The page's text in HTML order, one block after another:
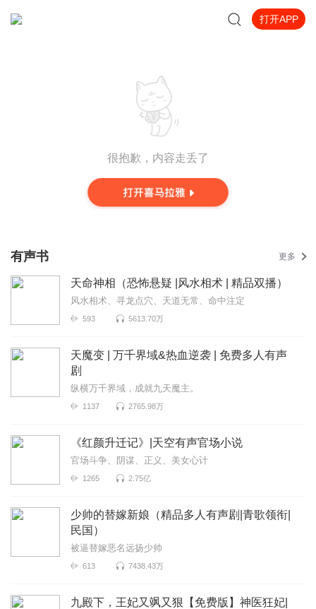
打开APP
很抱歉，内容走丢了
有声书 更多
天命神相（恐怖悬疑 |风水相术 | 精品双播）
风水相术、寻龙点穴、天道无常、命中注定
593 5613.70万
天魔变 | 万千界域&热血逆袭 | 免费多人有声
剧
纵横万千界域，成就九天魔主。
1137 2765.98万
《红颜升迁记》|天空有声官场小说
官场斗争、阴谋、正义、美女心计
1265 2.75亿
少帅的替嫁新娘（精品多人有声剧|青歌领衔|
民国）
被逼替嫁恶名远扬少帅
613 7438.43万
九殿下，王妃又飒又狠【免费版】神医狂妃|